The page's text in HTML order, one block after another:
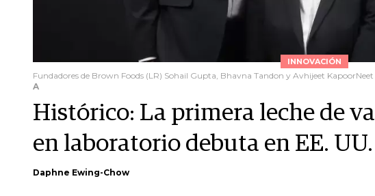
INNOVACIÓN
Fundadores de Brown Foods (LR) Sohail Gupta, Bhavna Tandon y Avhijeet KapoorNeet
A
Histórico: La primera leche de
en laboratorio debuta en EE. UU.
Daphne Ewing-Chow